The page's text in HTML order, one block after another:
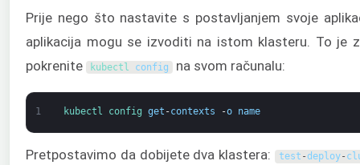
Prije nego što nastavite s postavljanjem svoje
aplikacija mogu se izvoditi na istom klasteru. To je
pokrenite
kubectl config na svom računalu:
1 kubectl config get -contexts -o name
Pretpostavimo da dobijete dva klastera: test -deploy-